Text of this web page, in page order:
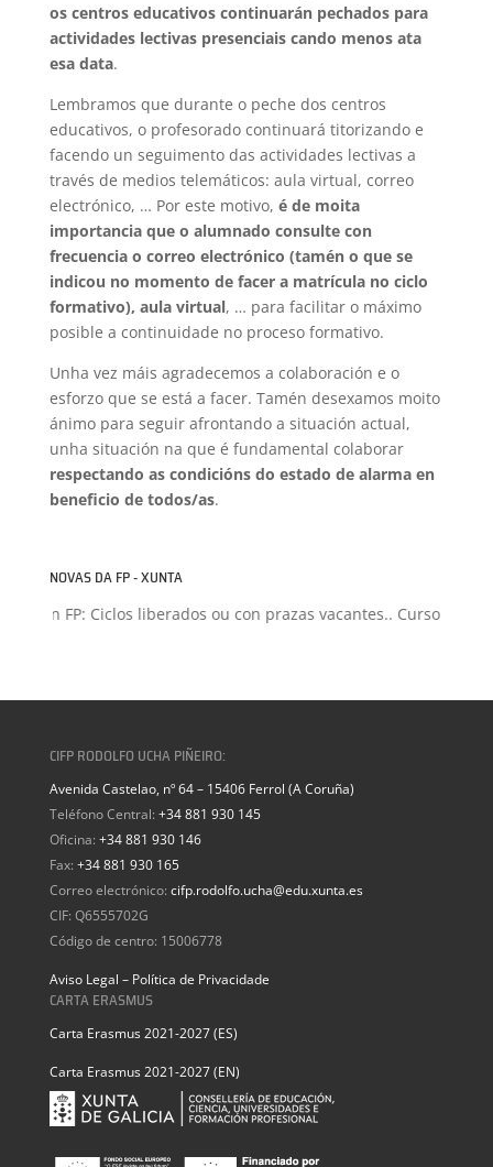
os centros educativos continuarán pechados para
actividades lectivas presenciais cando menos ata
esa data.
Lembramos que durante o peche dos centros
educativos, o profesorado continuará titorizando e
facendo un seguimento das actividades lectivas a
través de medios telemáticos: aula virtual, correo
electrónico, … Por este motivo, é de moita
importancia que o alumnado consulte con
frecuencia o correo electrónico (tamén o que se
indicou no momento de facer a matrícula no ciclo
formativo), aula virtual, … para facilitar o máximo
posible a continuidade no proceso formativo.
Unha vez máis agradecemos a colaboración e o
esforzo que se está a facer. Tamén desexamos moito
ánimo para seguir afrontando a situación actual,
unha situación na que é fundamental colaborar
respectando as condicións do estado de alarma en
beneficio de todos/as.
NOVAS DA FP - XUNTA
FP: Ciclos liberados ou con prazas vacantes.. Curso 2026-
CIFP RODOLFO UCHA PIÑEIRO:
Avenida Castelao, nº 64 – 15406 Ferrol (A Coruña)
Teléfono Central: +34 881 930 145
Oficina: +34 881 930 146
Fax: +34 881 930 165
Correo electrónico: cifp.rodolfo.ucha@edu.xunta.es
CIF: Q6555702G
Código de centro: 15006778
Aviso Legal – Política de Privacidade
CARTA ERASMUS
Carta Erasmus 2021-2027 (ES)
Carta Erasmus 2021-2027 (EN)